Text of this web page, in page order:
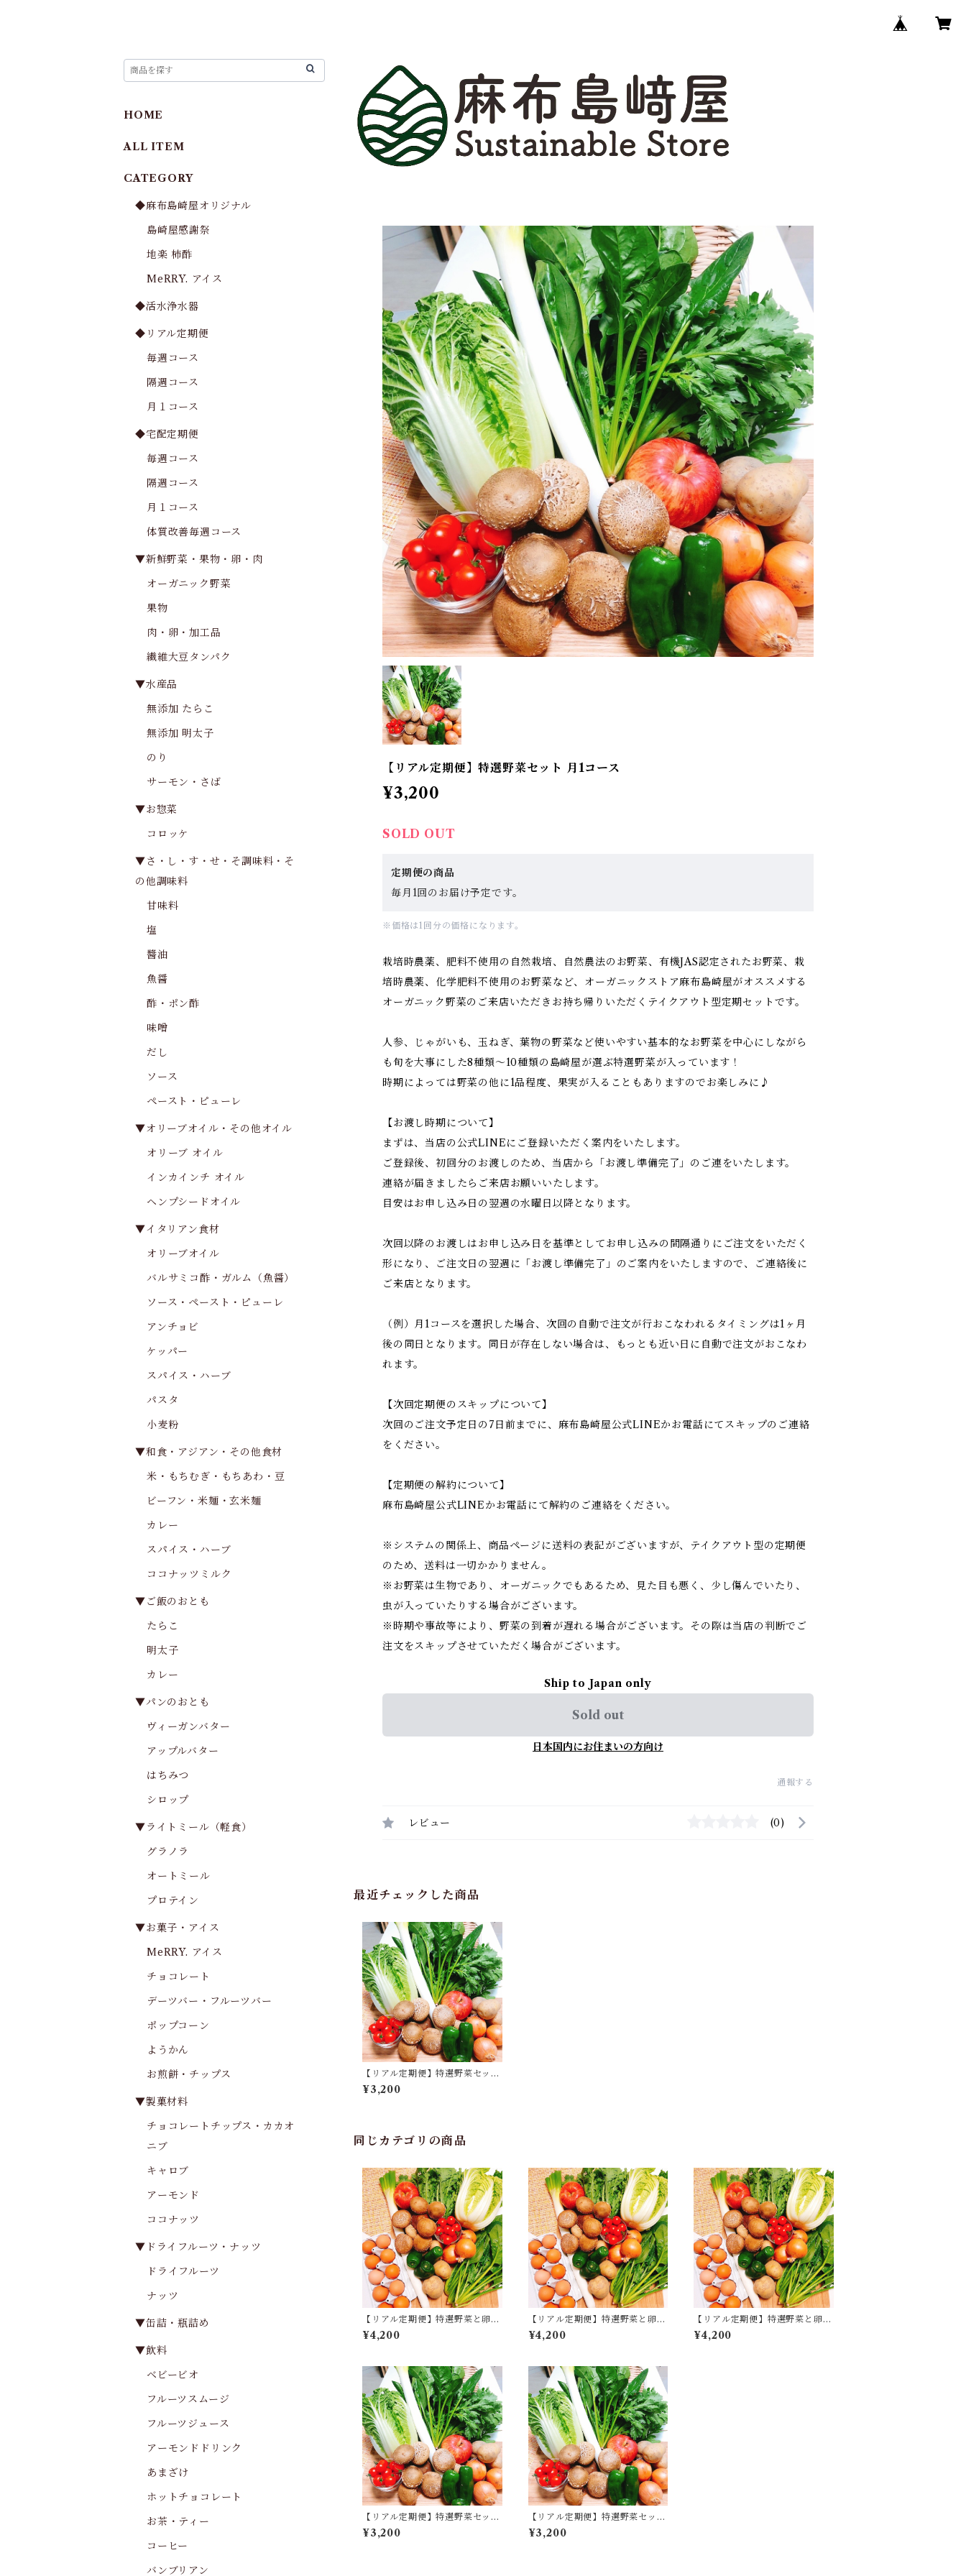
【リアル定期便】特選野菜セット 月1コース
¥3,200
SOLD OUT
定期便の商品
毎月1回のお届け予定です。
※価格は1回分の価格になります。
栽培時農薬、肥料不使用の自然栽培、自然農法のお野菜、有機JAS認定されたお野菜、栽
培時農薬、化学肥料不使用のお野菜など、オーガニックストア麻布島崎屋がオススメする
オーガニック野菜のご来店いただきお持ち帰りいただくテイクアウト型定期セットです。
人参、じゃがいも、玉ねぎ、葉物の野菜など使いやすい基本的なお野菜を中心にしながら
も旬を大事にした8種類〜10種類の島崎屋が選ぶ特選野菜が入っています！
時期によっては野菜の他に1品程度、果実が入ることもありますのでお楽しみに♪
【お渡し時期について】
まずは、当店の公式LINEにご登録いただく案内をいたします。
ご登録後、初回分のお渡しのため、当店から「お渡し準備完了」のご連をいたします。
連絡が届きましたらご来店お願いいたします。
目安はお申し込み日の翌週の水曜日以降となります。
次回以降のお渡しはお申し込み日を基準としてお申し込みの間隔通りにご注文をいただく
形になり、ご注文日の翌週に「お渡し準備完了」のご案内をいたしますので、ご連絡後に
ご来店となります。
（例）月1コースを選択した場合、次回の自動で注文が行おこなわれるタイミングは1ヶ月
後の同日となります。同日が存在しない場合は、もっとも近い日に自動で注文がおこなわ
れます。
【次回定期便のスキップについて】
次回のご注文予定日の7日前までに、麻布島崎屋公式LINEかお電話にてスキップのご連絡
をください。
【定期便の解約について】
麻布島崎屋公式LINEかお電話にて解約のご連絡をください。
※システムの関係上、商品ページに送料の表記がございますが、テイクアウト型の定期便
のため、送料は一切かかりません。
※お野菜は生物であり、オーガニックでもあるため、見た目も悪く、少し傷んでいたり、
虫が入っていたりする場合がございます。
※時期や事故等により、野菜の到着が遅れる場合がございます。その際は当店の判断でご
注文をスキップさせていただく場合がございます。
Ship to Japan only
Sold out
日本国内にお住まいの方向け
通報する
レビュー (0)
最近チェックした商品
【リアル定期便】特選野菜セット
月1コース
¥3,200
同じカテゴリの商品
【リアル定期便】特選野菜と卵セ
ット 月1コース
¥4,200
【リアル定期便】特選野菜と卵セ
ット 毎週コース
¥4,200
【リアル定期便】特選野菜と卵セ
ット 隔週コース
¥4,200
【リアル定期便】特選野菜セット
毎週コース
¥3,200
【リアル定期便】特選野菜セット
隔週コース
¥3,200
HOME
ALL ITEM
CATEGORY
◆麻布島崎屋オリジナル
島崎屋感謝祭
地楽 柿酢
MeRRY. アイス
◆活水浄水器
◆リアル定期便
毎週コース
隔週コース
月１コース
◆宅配定期便
毎週コース
隔週コース
月１コース
体質改善毎週コース
▼新鮮野菜・果物・卵・肉
オーガニック野菜
果物
肉・卵・加工品
繊維大豆タンパク
▼水産品
無添加 たらこ
無添加 明太子
のり
サーモン・さば
▼お惣菜
コロッケ
▼さ・し・す・せ・そ調味料・そ
の他調味料
甘味料
塩
醬油
魚醤
酢・ポン酢
味噌
だし
ソース
ペースト・ピューレ
▼オリーブオイル・その他オイル
オリーブ オイル
インカインチ オイル
ヘンプシードオイル
▼イタリアン食材
オリーブオイル
バルサミコ酢・ガルム（魚醤）
ソース・ペースト・ピューレ
アンチョビ
ケッパー
スパイス・ハーブ
パスタ
小麦粉
▼和食・アジアン・その他食材
米・もちむぎ・もちあわ・豆
ビーフン・米麺・玄米麺
カレー
スパイス・ハーブ
ココナッツミルク
▼ご飯のおとも
たらこ
明太子
カレー
▼パンのおとも
ヴィーガンバター
アップルバター
はちみつ
シロップ
▼ライトミール（軽食）
グラノラ
オートミール
プロテイン
▼お菓子・アイス
MeRRY. アイス
チョコレート
デーツバー・フルーツバー
ポップコーン
ようかん
お煎餅・チップス
▼製菓材料
チョコレートチップス・カカオ
ニブ
キャロブ
アーモンド
ココナッツ
▼ドライフルーツ・ナッツ
ドライフルーツ
ナッツ
▼缶詰・瓶詰め
▼飲料
ベビービオ
フルーツスムージ
フルーツジュース
アーモンドドリンク
あまざけ
ホットチョコレート
お茶・ティー
コーヒー
バンブリアン